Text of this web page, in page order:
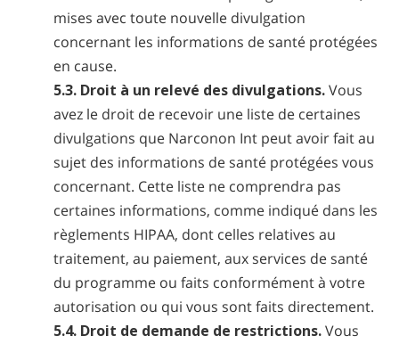
mises avec toute nouvelle divulgation
concernant les informations de santé protégées
en cause.
5.3. Droit à un relevé des divulgations.Vous
avez le droit de recevoir une liste de certaines
divulgations que Narconon Int peut avoir fait au
sujet des informations de santé protégées vous
concernant. Cette liste ne comprendra pas
certaines informations, comme indiqué dans les
règlements HIPAA, dont celles relatives au
traitement, au paiement, aux services de santé
du programme ou faits conformément à votre
autorisation ou qui vous sont faits directement.
5.4. Droit de demande de restrictions.Vous